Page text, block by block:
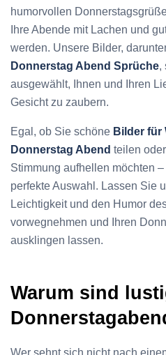
humorvollen
Ihre Abende mit Lachen und
werden. Unsere Bilder,
Donnerstag Abend Sprüche,
ausgewählt, Ihnen und Ihren
Gesicht zu zaubern.
Egal, ob Sie schöne Bilder für
Donnerstag Abend teilen
Stimmung aufhellen möchten
perfekte Auswahl. Lassen Sie
Leichtigkeit und den Humor
vorwegnehmen und Ihren
ausklingen lassen.
Warum sind
Wer sehnt sich nicht nach